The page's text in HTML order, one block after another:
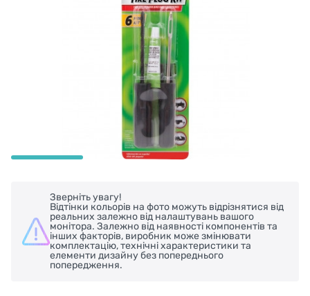
Зверніть увагу!
Відтінки кольорів на фото можуть відрізнятися від
реальних залежно від налаштувань вашого
монітора. Залежно від наявності компонентів та
інших факторів, виробник може змінювати
комплектацію, технічні характеристики та
елементи дизайну без попереднього
попередження.